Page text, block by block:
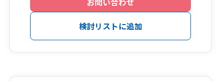
検討リストに追加